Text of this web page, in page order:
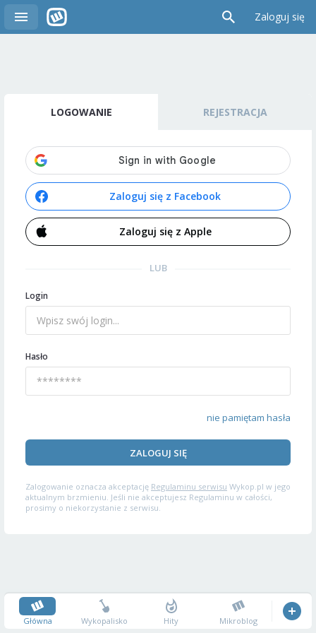
Zaloguj się
LOGOWANIE REJESTRACJA
Zaloguj się z Facebook
Zaloguj się z Apple
LUB
Login
Hasło
nie pamiętam hasła
ZALOGUJ SIĘ
Zalogowanie oznacza akceptację Regulaminu serwisu Wykop.pl w jego
aktualnym brzmieniu. Jeśli nie akceptujesz Regulaminu w całości,
prosimy o niekorzystanie z serwisu.
Główna Wykopalisko Hity Mikroblog